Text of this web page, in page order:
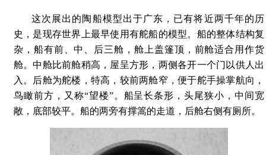
这次展出的陶船模型出于广东，已有将近两千年的历
史，是现存世界上最早使用有舵船的模型。船的整体结构复
杂，船有前、中、后三舱，舱上盖篷顶，前舱适合用作货
舱。中舱比前舱稍高，屋呈方形，两侧各开一个门以供人出
入。后舱为舵楼，特高，较前两舱窄，便于舵手操掌航向，
鸟瞰前方，又称“望楼”。船呈长条形，头尾狭小，中间宽
敞，底部较平。船的两旁有撑篙的走道，后舱右侧有厕所。